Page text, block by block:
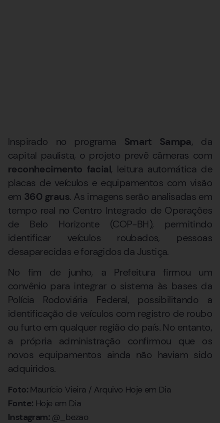
Inspirado no programa Smart Sampa, da
capital paulista, o projeto prevê câmeras com
reconhecimento facial, leitura automática de
placas de veículos e equipamentos com visão
em 360 graus. As imagens serão analisadas em
tempo real no Centro Integrado de Operações
de Belo Horizonte (COP-BH), permitindo
identificar veículos roubados, pessoas
desaparecidas e foragidos da Justiça.
No fim de junho, a Prefeitura firmou um
convênio para integrar o sistema às bases da
Polícia Rodoviária Federal, possibilitando a
identificação de veículos com registro de roubo
ou furto em qualquer região do país. No entanto,
a própria administração confirmou que os
novos equipamentos ainda não haviam sido
adquiridos.
Foto: Maurício Vieira / Arquivo Hoje em Dia
Fonte: Hoje em Dia
Instagram: @_bezao